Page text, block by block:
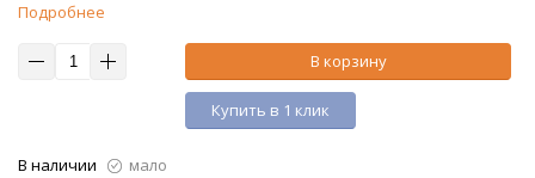
Подробнее
В корзину
Купить в 1 клик
В наличии
мало